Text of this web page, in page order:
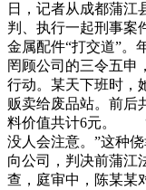
日，记者从成都蒲江
判、执行一起刑事案
金属配件“打交道”。
罔顾公司的三令五
行动。某天下班时，
贩卖给废品站。前后
料价值共计6元。 “
没人会注意。”这种
向公司，判决前蒲江
查，庭审中，陈某某